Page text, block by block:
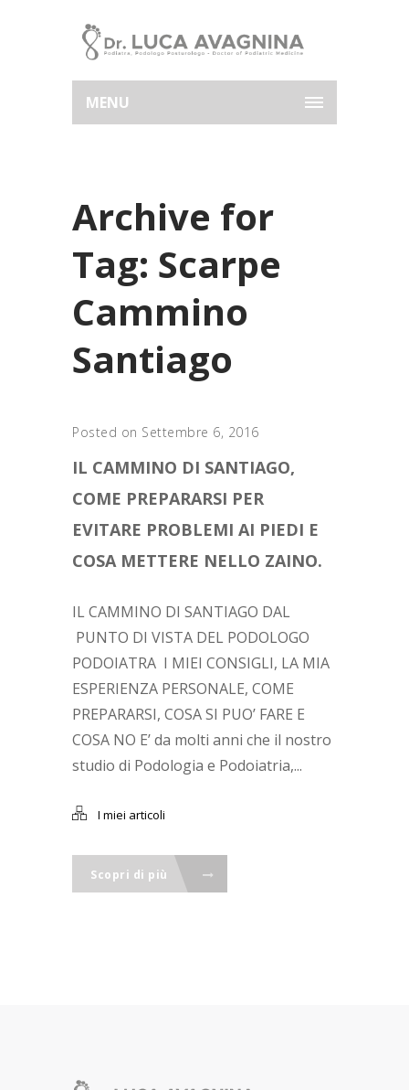
MENU
Archive for
Tag: Scarpe
Cammino
Santiago
Posted on Settembre 6, 2016
IL CAMMINO DI SANTIAGO,
COME PREPARARSI PER
EVITARE PROBLEMI AI PIEDI E
COSA METTERE NELLO ZAINO.
IL CAMMINO DI SANTIAGO DAL
PUNTO DI VISTA DEL PODOLOGO
PODOIATRA I MIEI CONSIGLI, LA MIA
ESPERIENZA PERSONALE, COME
PREPARARSI, COSA SI PUO’ FARE E
COSA NO E’ da molti anni che il nostro
studio di Podologia e Podoiatria,...
I miei articoli
Scopri di più